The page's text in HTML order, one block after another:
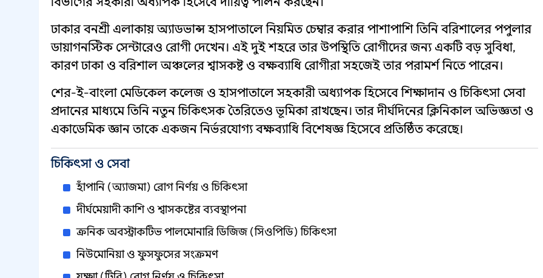
ঢাকার বনশ্রী এলাকায় অ্যাডভান্স হাসপাতালে নিয়মিত চেম্বার করার পাশাপাশি তিনি বরিশালের পপুলার
ডায়াগনস্টিক সেন্টারেও রোগী দেখেন। এই দুই শহরে তার উপস্থিতি রোগীদের জন্য একটি বড় সুবিধা,
কারণ ঢাকা ও বরিশাল অঞ্চলের শ্বাসকষ্ট ও বক্ষব্যাধি রোগীরা সহজেই তার পরামর্শ নিতে পারেন।
শের-ই-বাংলা মেডিকেল কলেজ ও হাসপাতালে সহকারী অধ্যাপক হিসেবে শিক্ষাদান ও চিকিৎসা সেবা
প্রদানের মাধ্যমে তিনি নতুন চিকিৎসক তৈরিতেও ভূমিকা রাখছেন। তার দীর্ঘদিনের ক্লিনিকাল অভিজ্ঞতা ও
একাডেমিক জ্ঞান তাকে একজন নির্ভরযোগ্য বক্ষব্যাধি বিশেষজ্ঞ হিসেবে প্রতিষ্ঠিত করেছে।
চিকিৎসা ও সেবা
হাঁপানি (অ্যাজমা) রোগ নির্ণয় ও চিকিৎসা
দীর্ঘমেয়াদী কাশি ও শ্বাসকষ্টের ব্যবস্থাপনা
ক্রনিক অবস্ট্রাকটিভ পালমোনারি ডিজিজ (সিওপিডি) চিকিৎসা
নিউমোনিয়া ও ফুসফুসের সংক্রমণ